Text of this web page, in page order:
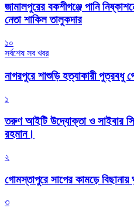
জামালপুরের বকশীগঞ্জে পানি
নেতা শাকিল তালুকদার
১০
সর্বশেষ সব খবর
নাগরপুরে শাশুড়ি হত্যাকারী পুত্রবধু
১
তরুণ আইটি উদ্যোক্তা ও সাইবার
রহমান।
২
গোমস্তাপুরে সাপের কামড়ে
৩